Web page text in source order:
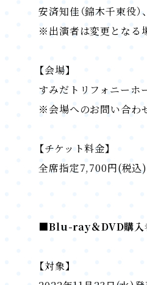
安済知佳（錦木千束役）
※出演者は変更となる
【会場】
すみだトリフォニー
※会場へのお問い合わ
【チケット料金】
全席指定7,700円(税込)
■Blu-ray＆DVD購入
【対象】